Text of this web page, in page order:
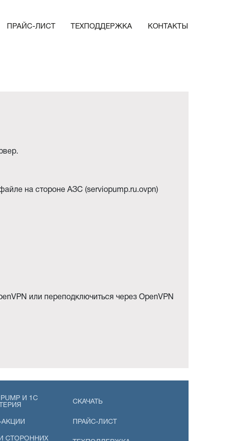
ПРАЙС-ЛИСТ ТЕХПОДДЕРЖКА КОНТАКТЫ
на стороне АЗС (serviopump.ru.ovpn)
или переподключиться через OpenVPN
PUMP И 1С
СКАЧАТЬ
ПРАЙС-ЛИСТ
СТОРОННИХ